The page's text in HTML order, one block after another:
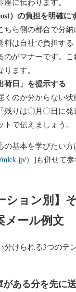
）の負担を明確に
ちら側の都合で分
は自社で負担する（
のがマナーです。
ます。
荷日」を提示する
くのか分からない
残りは〇月〇日に
で伝えましょう。
の基本を学びたい
mlck.jp/）]も併せて
ション別】
メール例文
分けられる3つのテ
がある分を先に